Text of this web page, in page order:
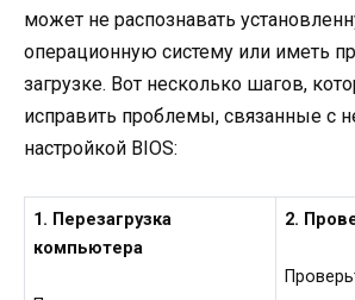
может не распознавать
операционную систему или иметь
загрузке. Вот несколько шагов,
исправить проблемы, связанные с
настройкой BIOS:
1. Перезагрузка
компьютера
2.